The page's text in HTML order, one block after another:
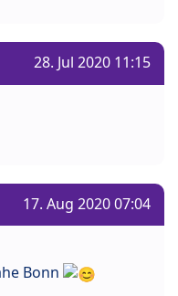
28. Jul 2020 11:15
17. Aug 2020 07:04
Bonn